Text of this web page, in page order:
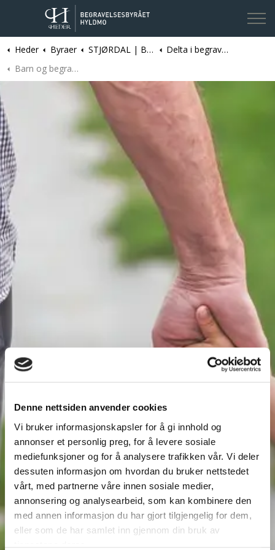
Denne nettsiden anvender cookies
Vi bruker informasjonskapsler for å gi innhold og
annonser et personlig preg, for å levere sosiale
mediefunksjoner og for å analysere trafikken vår. Vi deler
dessuten informasjon om hvordan du bruker nettstedet
vårt, med partnerne våre innen sosiale medier,
annonsering og analysearbeid, som kan kombinere den
med annen informasjon du har gjort tilgjengelig for dem,
eller som de har samlet inn gjennom din bruk av
Kontakt oss
Heder Byraer STJØRDAL | Begravelsesbyrået Hyldmo
Delta i begravelse
Barn og begravelse